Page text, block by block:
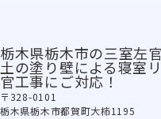
栃木県栃木市の三室左
土の塗り壁による寝室
官工事にご対応！
〒328-0101
栃木県栃木市都賀町大柿1195